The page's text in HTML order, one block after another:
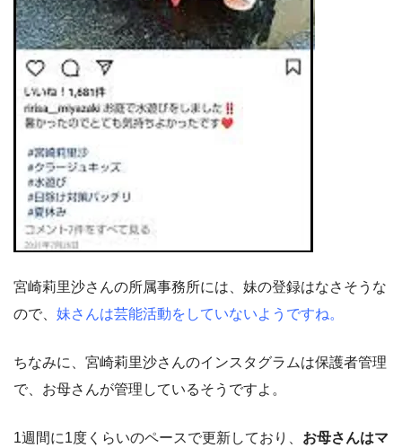
宮崎莉里沙さんの所属事務所には、妹の登録はなさそうな
ので、 妹さんは芸能活動をしていないようですね。
ちなみに、宮崎莉里沙さんのインスタグラムは保護者管理
で、お母さんが管理しているそうですよ。
1週間に1度くらいのペースで更新しており、 お母さんはマ